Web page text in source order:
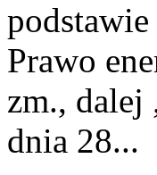
Prawo
zm., dalej
dnia 28...